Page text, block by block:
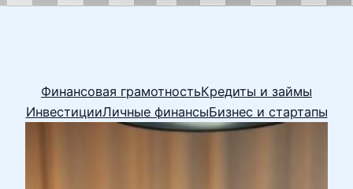
Финансовая грамотностьКредиты и займы
ИнвестицииЛичные финансыБизнес и стартапы